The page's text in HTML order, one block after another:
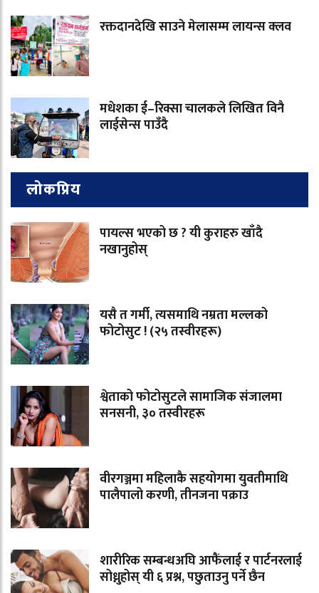
रक्तदानदेखि साउने मेलासम्म लायन्स क्लव
मधेशका ई–रिक्सा चालकले लिखित विनै
लाईसेन्स पाउँदै
लोकप्रिय
पायल्स भएको छ ? यी कुराहरु खाँदै
नखानुहोस्
यसै त गर्मी, त्यसमाथि नम्रता मल्लको
फोटोसुट ! (२५ तस्वीरहरू)
श्वेताको फोटोसुटले सामाजिक संजालमा
सनसनी, ३० तस्वीरहरू
वीरगञ्जमा महिलाकै सहयोगमा युवतीमाथि
पालैपालो करणी, तीनजना पक्राउ
शारीरिक सम्बन्धअघि आफैंलाई र पार्टनरलाई
सोध्नुहोस् यी ६ प्रश्न, पछुताउनु पर्ने छैन